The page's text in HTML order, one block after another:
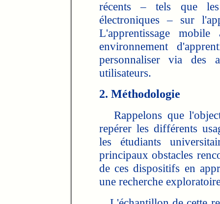
récents – tels que
électroniques – sur
L'apprentissage
environnement
personnaliser via des
utilisateurs.
2. Méthodologie
Rappelons que
repérer les différents
les étudiants
principaux obstacles
de ces dispositifs en
une recherche